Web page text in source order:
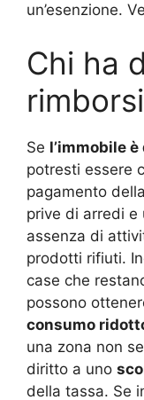
un’esenzione.
Chi ha
Se l’immobile
potresti essere
pagamento
prive di arredi e
assenza di
prodotti rifiuti.
case che
possono
consumo
una zona non
diritto a uno
della tassa. Se